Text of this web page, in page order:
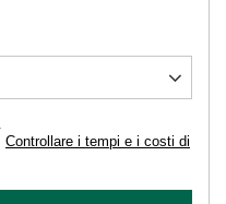
Controllare i tempi e i costi di